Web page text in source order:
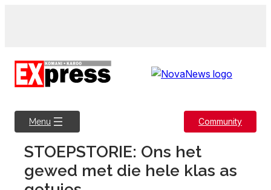
Menu Community
STOEPSTORIE: Ons het
gewed met die hele klas as